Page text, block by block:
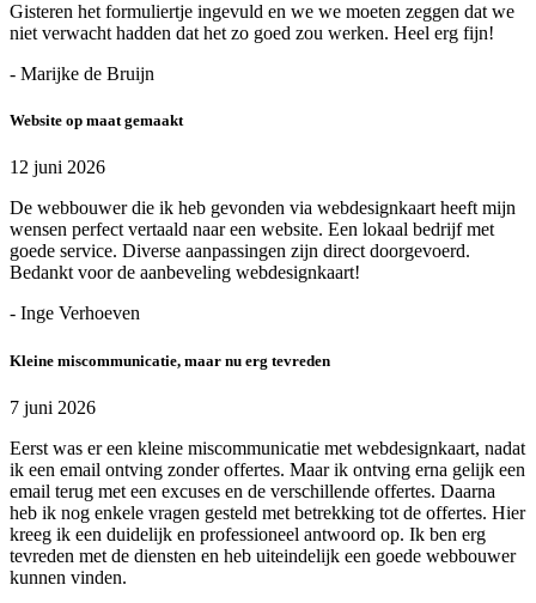
Gisteren het formuliertje ingevuld en we we moeten zeggen dat we
niet verwacht hadden dat het zo goed zou werken. Heel erg fijn!
- Marijke de Bruijn
Website op maat gemaakt
12 juni 2026
De webbouwer die ik heb gevonden via webdesignkaart heeft mijn
wensen perfect vertaald naar een website. Een lokaal bedrijf met
goede service. Diverse aanpassingen zijn direct doorgevoerd.
Bedankt voor de aanbeveling webdesignkaart!
- Inge Verhoeven
Kleine miscommunicatie, maar nu erg tevreden
7 juni 2026
Eerst was er een kleine miscommunicatie met webdesignkaart, nadat
ik een email ontving zonder offertes. Maar ik ontving erna gelijk een
email terug met een excuses en de verschillende offertes. Daarna
heb ik nog enkele vragen gesteld met betrekking tot de offertes. Hier
kreeg ik een duidelijk en professioneel antwoord op. Ik ben erg
tevreden met de diensten en heb uiteindelijk een goede webbouwer
kunnen vinden.